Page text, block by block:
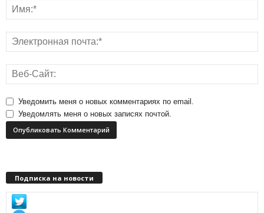
Уведомить меня о новых комментариях по email.
Уведомлять меня о новых записях почтой.
Подписка на новости